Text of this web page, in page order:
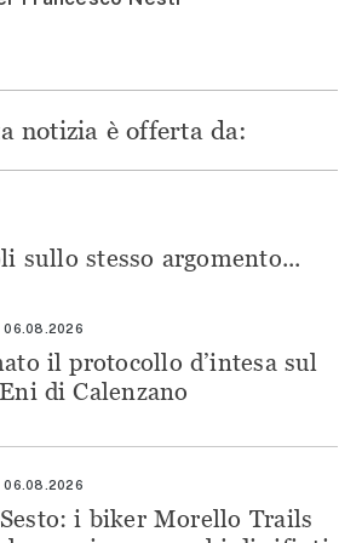
notizia è offerta da:
sullo stesso argomento...
06.08.2026
il protocollo d’intesa sul
di Calenzano
06.08.2026
i biker Morello Trails